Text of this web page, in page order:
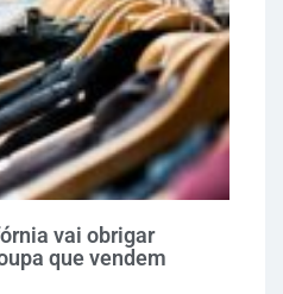
vai obrigar
que vendem